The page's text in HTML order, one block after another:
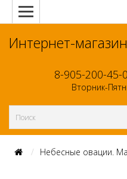
Интернет-
8-905-200-45-
Вторник-
Небесные овации.